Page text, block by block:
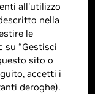
all'utilizzo
nella
le
su “Gestisci
sito o
accetti i
deroghe).